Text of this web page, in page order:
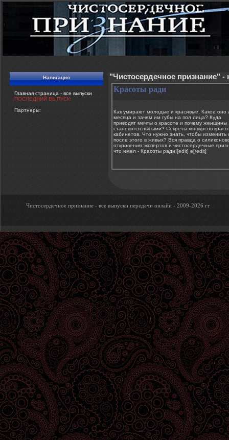
Навигация
Главная страница - все выпуски
ПОСЛЕДНИЙ ВЫПУСК:
Партнеры:
"Чистосердечное признание"
Красоты ради
Как умирают молодые и красивые. Какое оно
месяца и зачем им губы на пол лица? Куда
приводят мечты о красоте и почему женщины
становятся лысыми? Секреты конкурсов
кабинетов. Что нужно знать, чтобы изменить
после этого в живых? Вся правда о
откровения экспертов и чистосердечные
что имел - Красоты ради![edit] e[/edit]
Чистосердечное признание - все выпуски передачи онлайн - 2009-2026 гг